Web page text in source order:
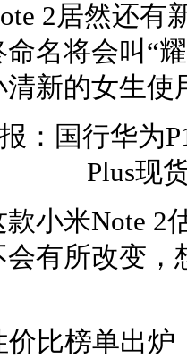
2居然还有
名将会叫“
新的女生使
小米Note 2
有所改变
价比榜单出